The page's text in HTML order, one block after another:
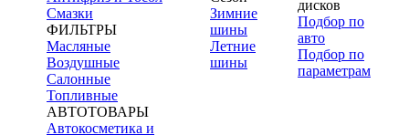
Смазки
ФИЛЬТРЫ
Масляные
Воздушные
Салонные
Топливные
АВТОТОВАРЫ
Автокосметика и
Зимние
шины
Летние
шины
дисков
Подбор по
авто
Подбор по
параметрам